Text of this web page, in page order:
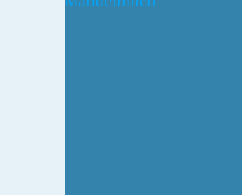
GEMISCHTE BEEREN IM